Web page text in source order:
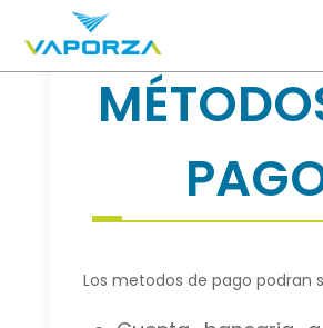
Los metodos de pago podran